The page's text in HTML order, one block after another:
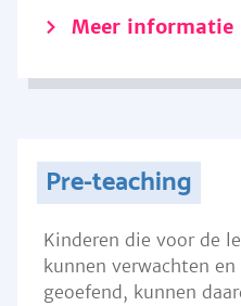
Meer informatie
Pre-teaching
Kinderen die voor de
kunnen verwachten
geoefend, kunnen